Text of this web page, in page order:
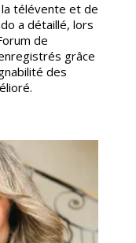
télévente et de
a détaillé, lors
de
grâce
des